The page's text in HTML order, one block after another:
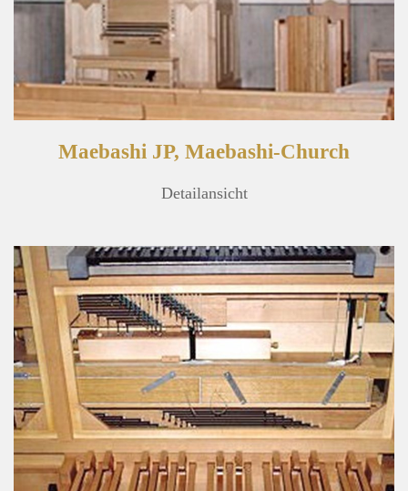
Maebashi JP, Maebashi-Church
Detailansicht